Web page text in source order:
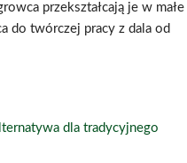
przekształcają je w małe
do twórczej pracy z dala od
dla tradycyjnego